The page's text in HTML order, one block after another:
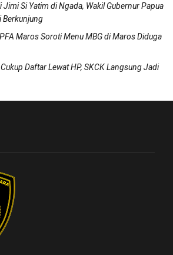
Jimi Si Yatim di Ngada, Wakil Gubernur Papua
Berkunjung
Maros Soroti Menu MBG di Maros Diduga
Cukup Daftar Lewat HP, SKCK Langsung Jadi